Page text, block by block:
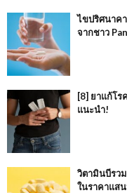
ไขปริศนาค
จากชาว
[8] ยาแก้โร
แนะนำ!
วิตามินบีรว
ในราคาแส